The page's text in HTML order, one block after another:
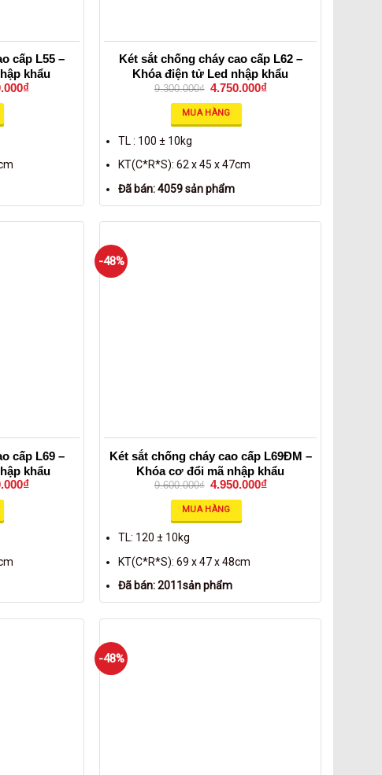
cấp L55 –
khẩu
₫
Két sắt chống cháy cao cấp L62 –
Khóa điện tử Led nhập khẩu
9.300.000₫ 4.750.000₫
MUA HÀNG
TL : 100 ± 10kg
KT(C*R*S): 62 x 45 x 47cm
Đã bán: 4059 sản phẩm
cấp L69 –
khẩu
₫
-48%
Két sắt chống cháy cao cấp L69ĐM –
Khóa cơ đổi mã nhập khẩu
9.600.000₫ 4.950.000₫
MUA HÀNG
TL: 120 ± 10kg
KT(C*R*S): 69 x 47 x 48cm
Đã bán: 2011sản phẩm
-48%